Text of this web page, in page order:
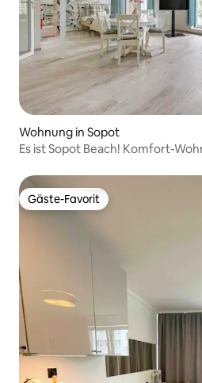
Wohnung in Sopot
Es ist Sopot Beach! Komfort-
Gäste-Favorit
Gäste-Favorit